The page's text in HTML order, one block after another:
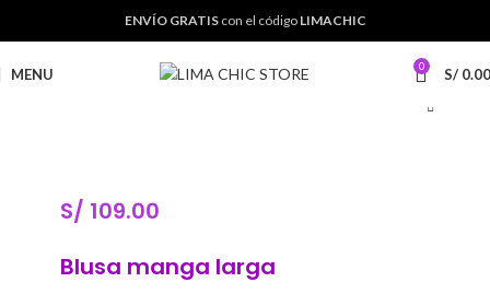
ENVÍO GRATIScon el código LIMACHIC
MENU 0 S/ 0.00
S/ 109.00
Blusa manga larga